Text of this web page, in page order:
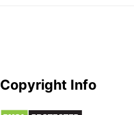
Copyright Info